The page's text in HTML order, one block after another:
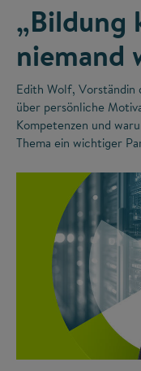
„Bildung
niemand
Edith Wolf,
über persönliche
Kompetenzen und
Thema ein wichtiger